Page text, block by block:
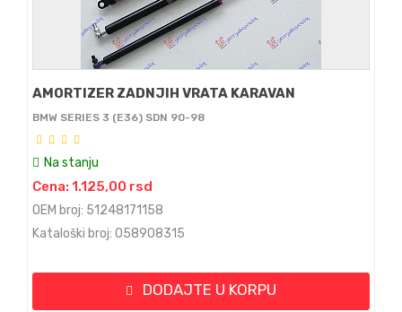
AMORTIZER ZADNJIH VRATA KARAVAN
BMW SERIES 3 (E36) SDN 90-98
Na stanju
Cena: 1.125,00 rsd
OEM broj: 51248171158
Kataloški broj: 058908315
DODAJTE U KORPU